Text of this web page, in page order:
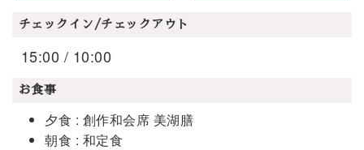
チェックイン/チェックアウト
15:00 / 10:00
お食事
夕食 : 創作和会席 美湖膳
朝食 : 和定食